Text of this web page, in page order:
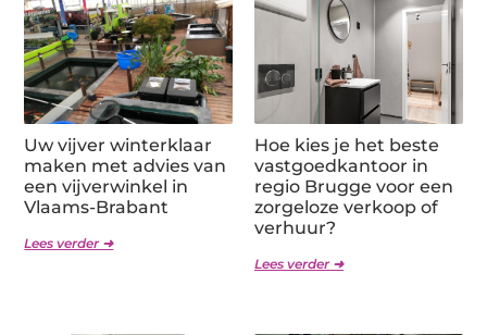
Uw vijver winterklaar
maken met advies van
een vijverwinkel in
Vlaams-Brabant
Lees verder ➜
Hoe kies je het beste
vastgoedkantoor in
regio Brugge voor een
zorgeloze verkoop of
verhuur?
Lees verder ➜